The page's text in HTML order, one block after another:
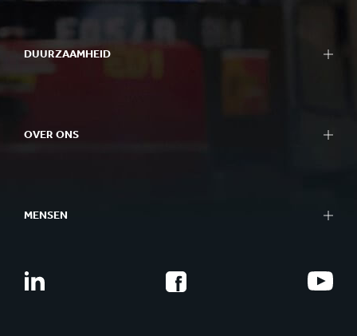
DUURZAAMHEID
OVER ONS
MENSEN